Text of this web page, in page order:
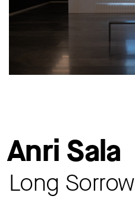
Anri Sala
Long Sorrow